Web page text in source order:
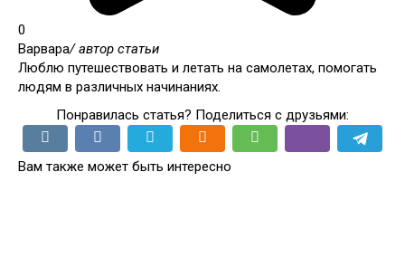
0
Варвара/ автор статьи
Люблю путешествовать и летать на самолетах, помогать
людям в различных начинаниях.
Понравилась статья? Поделиться с друзьями:
Вам также может быть интересно